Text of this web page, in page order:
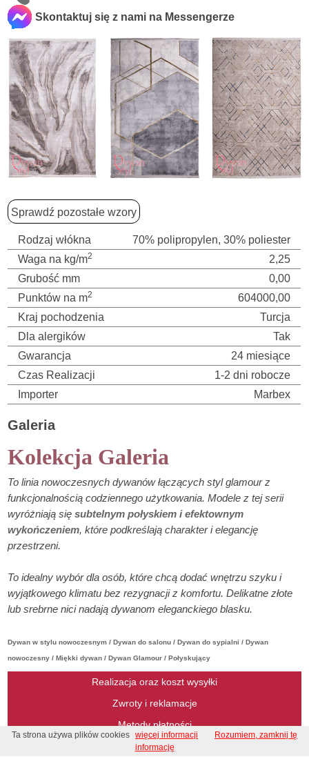
Skontaktuj się z nami na Messengerze
Sprawdź pozostałe wzory
Rodzaj włókna
70% polipropylen, 30% poliester
Waga na kg/m2
2,25
Grubość mm
0,00
Punktów na m2
604000,00
Kraj pochodzenia
Turcja
Dla alergików
Tak
Gwarancja
24 miesiące
Czas Realizacji
1-2 dni robocze
Importer
Marbex
Galeria
Kolekcja Galeria
To linia nowoczesnych dywanów łączących styl glamour z
funkcjonalnością codziennego użytkowania. Modele z tej serii
wyróżniają sięsubtelnym połyskiem i efektownym
wykończeniem, które podkreślają charakter i elegancję
przestrzeni.
To idealny wybór dla osób, które chcą dodać wnętrzu szyku i
wyjątkowego klimatu bez rezygnacji z komfortu. Delikatne złote
lub srebrne nici nadają dywanom eleganckiego blasku.
Dywan w stylu nowoczesnym / Dywan do salonu / Dywan do sypialni / Dywan
nowoczesny / Miękki dywan / Dywan Glamour / Połyskujący
Realizacja oraz koszt wysyłki
Zwroty i reklamacje
Metody płatności
Regulamin
Ta strona używa plików cookies więcej informacji
Rozumiem, zamknij tę
informację